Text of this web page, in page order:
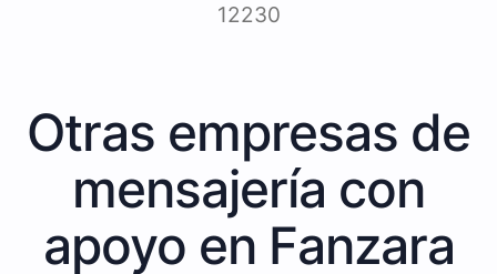
12230
Otras empresas de
mensajería con
apoyo en Fanzara